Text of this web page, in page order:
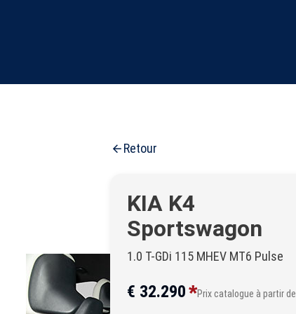
Retour
KIA K4
Sportswagon
1.0 T-GDi 115 MHEV MT6 Pulse
€ 32.290*Prix catalogue à partir de